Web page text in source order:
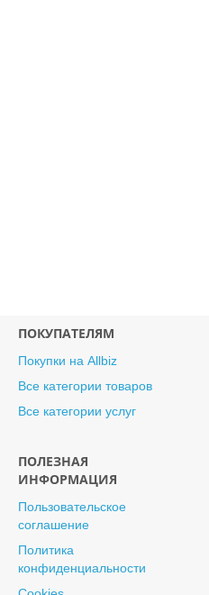
ПОКУПАТЕЛЯМ
Покупки на Allbiz
Все категории товаров
Все категории услуг
ПОЛЕЗНАЯ
ИНФОРМАЦИЯ
Пользовательское
соглашение
Политика
конфиденциальности